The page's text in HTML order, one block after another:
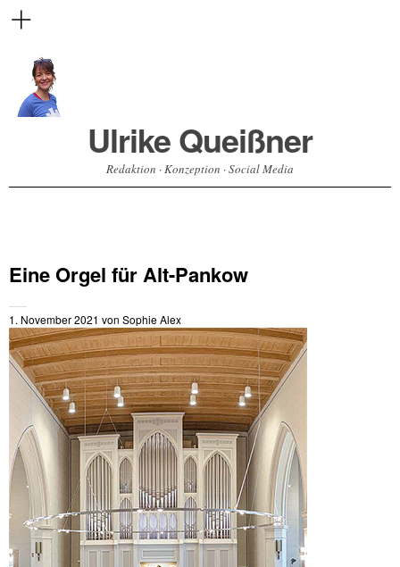
Ulrike Queißner
Redaktion · Konzeption · Social Media
Eine Orgel für Alt-Pankow
1. November 2021 von Sophie Alex